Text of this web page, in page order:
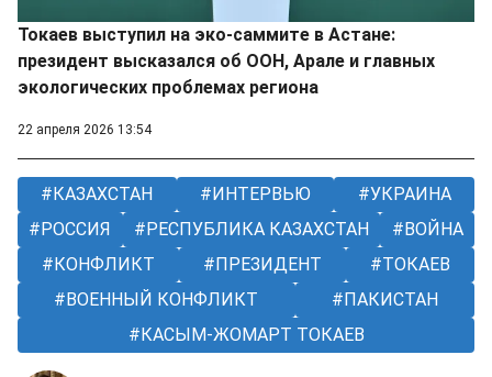
Токаев выступил на эко-саммите в Астане:
президент высказался об ООН, Арале и главных
экологических проблемах региона
22 апреля 2026 13:54
КАЗАХСТАН ИНТЕРВЬЮ
УКРАИНА
РОССИЯ
РЕСПУБЛИКА КАЗАХСТАН
ВОЙНА
КОНФЛИКТ
ПРЕЗИДЕНТ
ТОКАЕВ
ВОЕННЫЙ КОНФЛИКТ
ПАКИСТАН
КАСЫМ-ЖОМАРТ ТОКАЕВ